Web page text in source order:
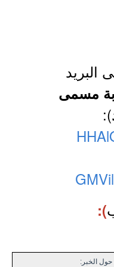
البريد
مسمى
):
):
حول الخبر: